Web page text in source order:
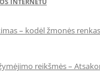
– kodėl žmonės
reikšmės –